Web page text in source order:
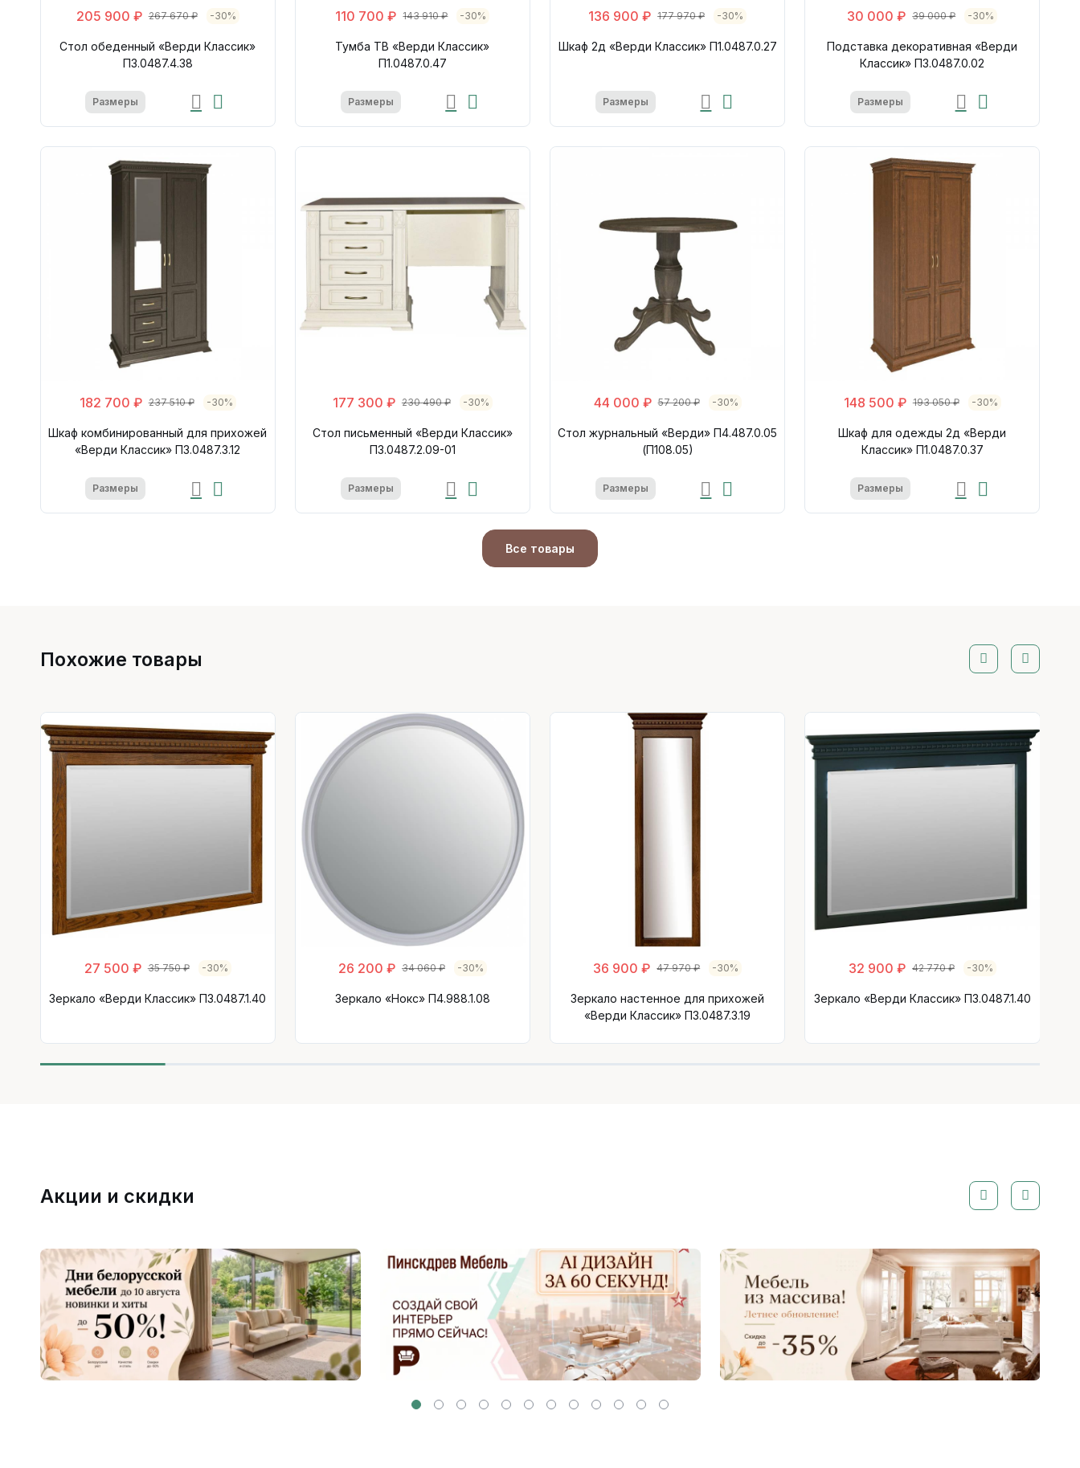
205 900 ₽ 267 670 ₽ -30%
Стол обеденный «Верди Классик»
П3.0487.4.38
Размеры
110 700 ₽ 143 910 ₽ -30%
Тумба ТВ «Верди Классик»
П1.0487.0.47
Размеры
136 900 ₽ 177 970 ₽ -30%
Шкаф 2д «Верди Классик» П1.0487.0.27
Размеры
30 000 ₽ 39 000 ₽ -30%
Подставка декоративная «Верди
Классик» П3.0487.0.02
Размеры
182 700 ₽ 237 510 ₽ -30%
Шкаф комбинированный для прихожей
«Верди Классик» П3.0487.3.12
Размеры
177 300 ₽ 230 490 ₽ -30%
Стол письменный «Верди Классик»
П3.0487.2.09-01
Размеры
44 000 ₽ 57 200 ₽ -30%
Стол журнальный «Верди» П4.487.0.05
(П108.05)
Размеры
148 500 ₽ 193 050 ₽ -30%
Шкаф для одежды 2д «Верди
Классик» П1.0487.0.37
Размеры
Все товары
Похожие товары
27 500 ₽ 35 750 ₽ -30%
Зеркало «Верди Классик» П3.0487.1.40
26 200 ₽ 34 060 ₽ -30%
Зеркало «Нокс» П4.988.1.08
36 900 ₽ 47 970 ₽ -30%
Зеркало настенное для прихожей
«Верди Классик» П3.0487.3.19
32 900 ₽ 42 770 ₽ -30%
Зеркало «Верди Классик» П3.0487.1.40
Акции и скидки